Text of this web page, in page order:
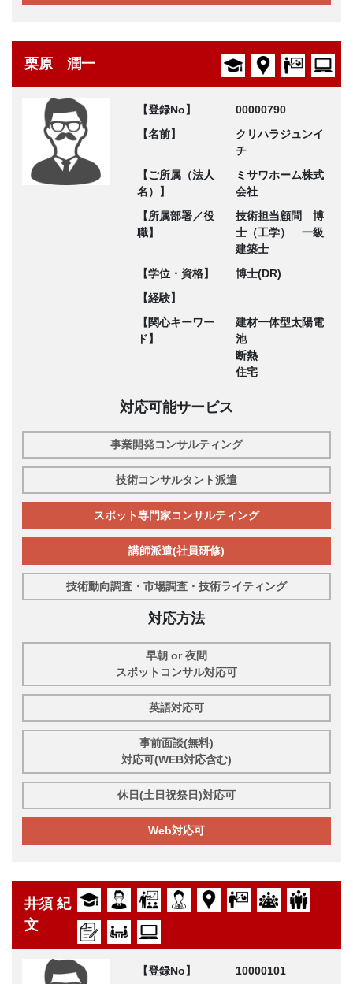
栗原 潤一
【登録No】
00000790
【名前】
クリハラジュンイ
チ
【ご所属（法人
名）】
ミサワホーム株式
会社
【所属部署／役
職】
技術担当顧問 博
士（工学） 一級
建築士
【学位・資格】
博士(DR)
【経験】
【関心キーワー
ド】
建材一体型太陽電
池
断熱
住宅
対応可能サービス
事業開発コンサルティング
技術コンサルタント派遣
スポット専門家コンサルティング
講師派遣(社員研修)
技術動向調査・市場調査・技術ライティング
対応方法
早朝 or 夜間
スポットコンサル対応可
英語対応可
事前面談(無料)
対応可(WEB対応含む)
休日(土日祝祭日)対応可
Web対応可
井須 紀
文
【登録No】
10000101